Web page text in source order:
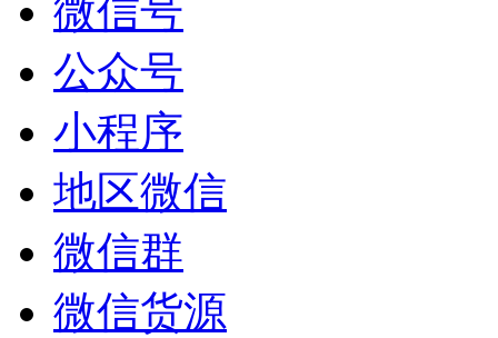
微信号
公众号
小程序
地区微信
微信群
微信货源